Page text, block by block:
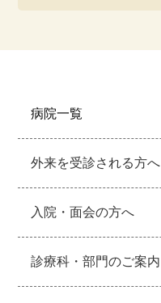
病院一覧
外来を受診される方へ
入院・面会の方へ
診療科・部門のご案内